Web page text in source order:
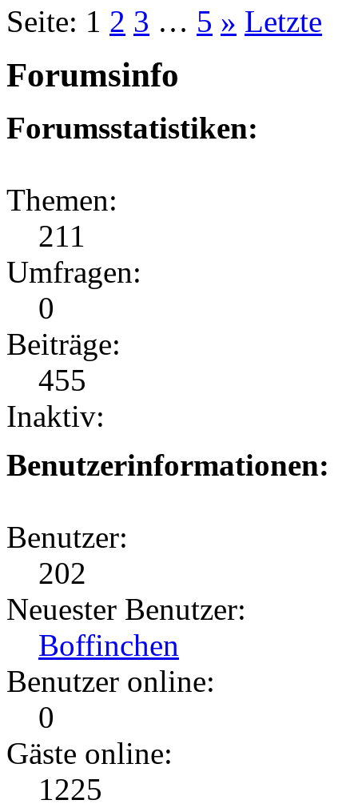
Seite: 1 2 3 … 5 » Letzte
Forumsinfo
Forumsstatistiken:
Themen:
211
Umfragen:
0
Beiträge:
455
Inaktiv:
Benutzerinformationen:
Benutzer:
202
Neuester Benutzer:
Boffinchen
Benutzer online:
0
Gäste online:
1225